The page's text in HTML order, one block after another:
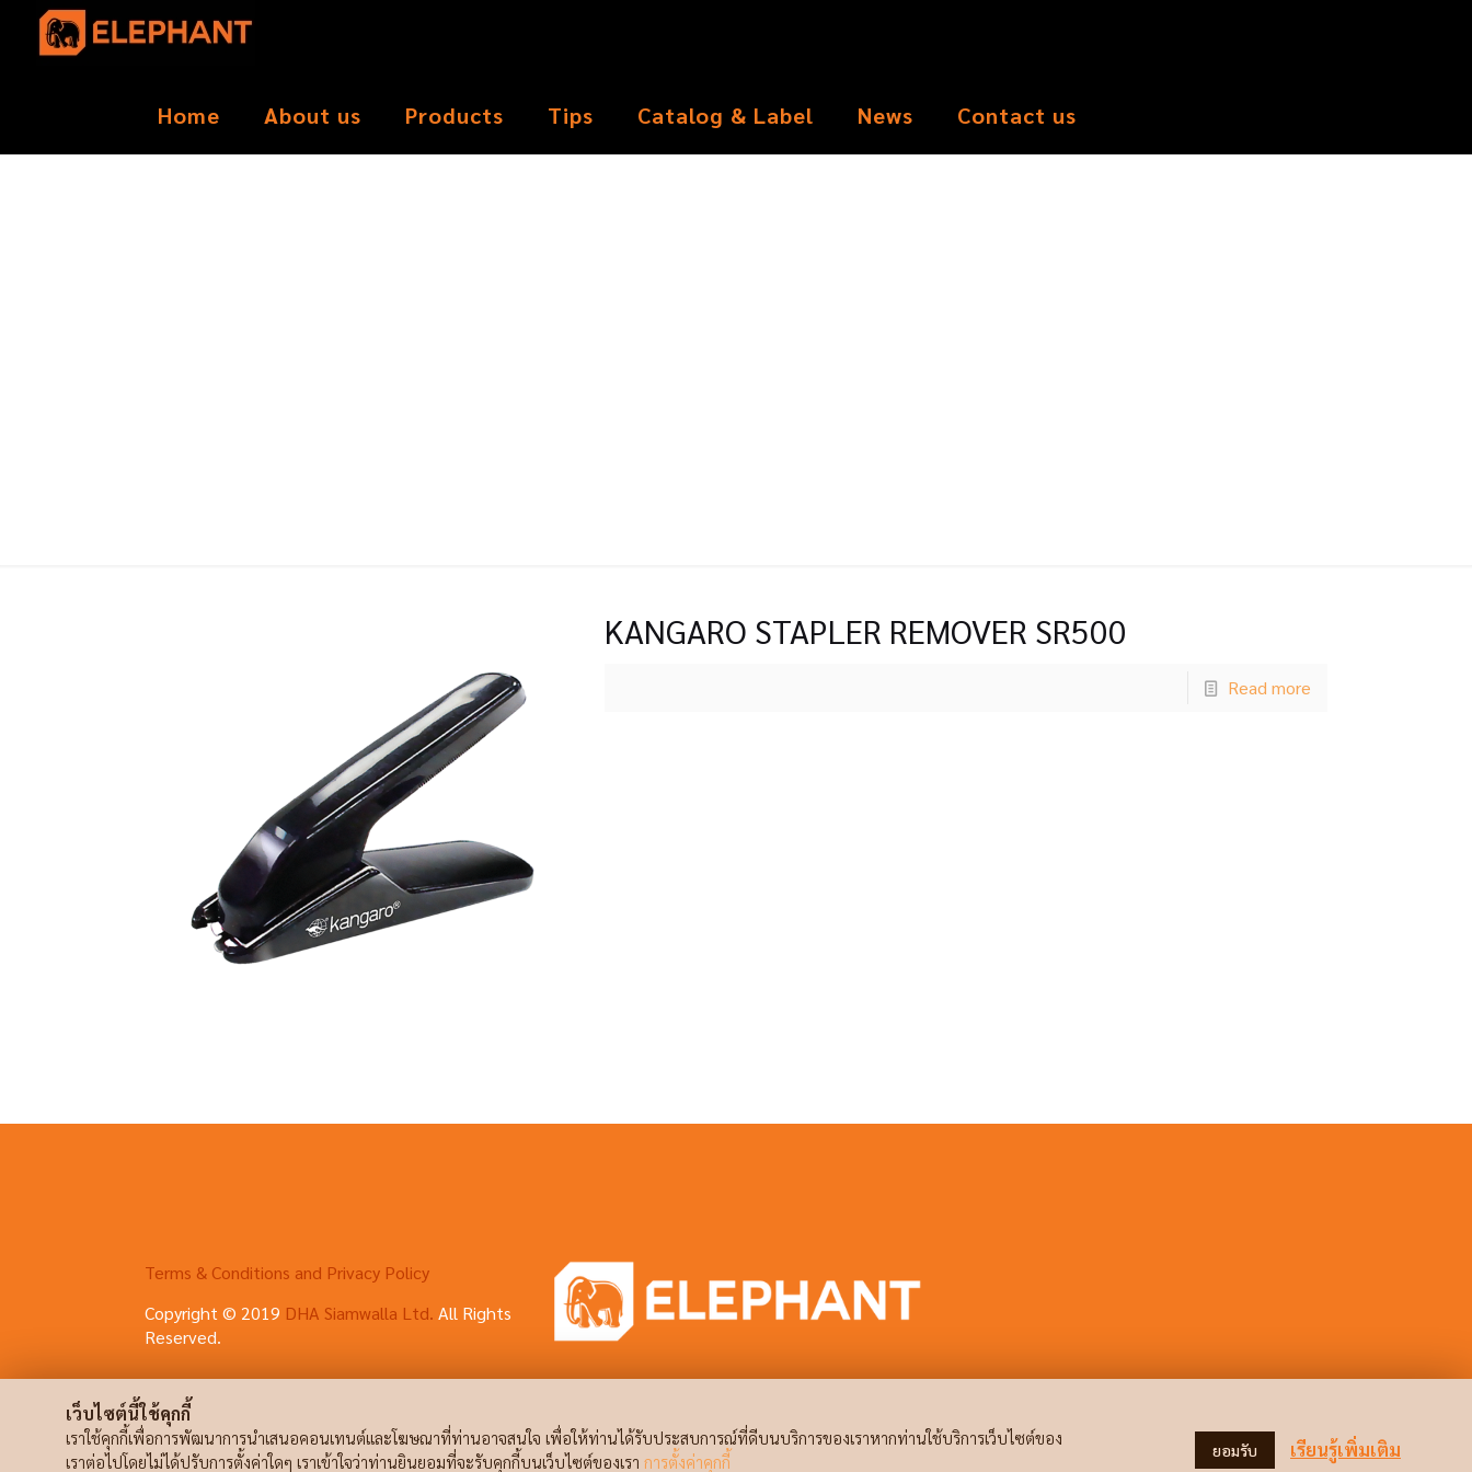
Home About us Products Tips Catalog & Label News Contact us
KANGARO STAPLER REMOVER SR500
Read more
Terms & Conditions and Privacy Policy
Copyright © 2019 DHA Siamwalla Ltd. All Rights
Reserved.
เว็บไซต์นี้ใช้คุกกี้
เราใช้คุกกี้เพื่อการพัฒนาการนำเสนอคอนเทนต์และโฆษณาที่ท่านอาจสนใจ เพื่อให้ท่านได้รับประสบการณ์ที่ดีบนบริการของเราหากท่านใช้บริการเว็บไซต์ของ
เราต่อไปโดยไม่ได้ปรับการตั้งค่าใดๆ เราเข้าใจว่าท่านยินยอมที่จะรับคุกกี้บนเว็บไซต์ของเรา การตั้งค่าคุกกี้
ยอมรับ เรียนรู้เพิ่มเติม